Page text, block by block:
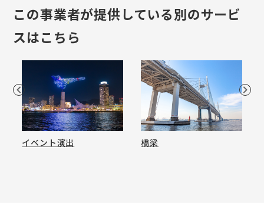
この事業者が提供している別のサービ
スはこちら
イベント演出 橋梁